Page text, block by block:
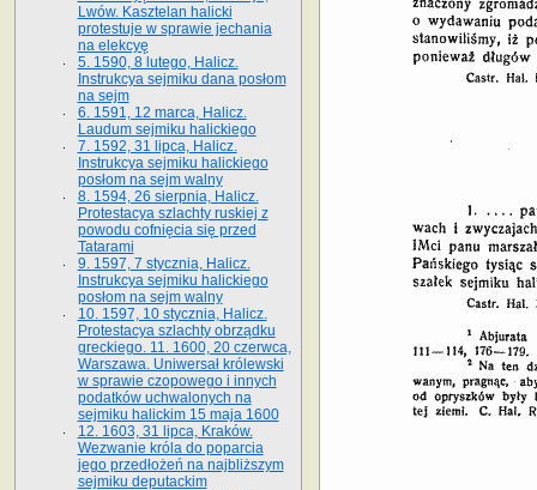
Lwów. Kasztelan halicki
protestuje w sprawie jechania
na elekcyę
5. 1590, 8 lutego, Halicz.
Instrukcya sejmiku dana posłom
na sejm
6. 1591, 12 marca, Halicz.
Laudum sejmiku halickiego
7. 1592, 31 lipca, Halicz.
Instrukcya sejmiku halickiego
posłom na sejm walny
8. 1594, 26 sierpnia, Halicz.
Protestacya szlachty ruskiej z
powodu cofnięcia się przed
Tatarami
9. 1597, 7 stycznia, Halicz.
Instrukcya sejmiku halickiego
posłom na sejm walny
10. 1597, 10 stycznia, Halicz.
Protestacya szlachty obrządku
greckiego. 11. 1600, 20 czerwca,
Warszawa. Uniwersał królewski
w sprawie czopowego i innych
podatków uchwalonych na
sejmiku halickim 15 maja 1600
12. 1603, 31 lipca, Kraków.
Wezwanie króla do poparcia
jego przedłożeń na najbliższym
sejmiku deputackim